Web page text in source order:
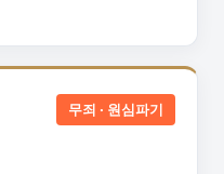
무죄 · 원심파기